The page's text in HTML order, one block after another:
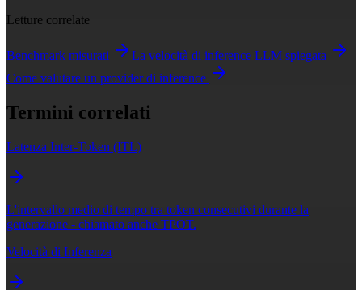
Letture correlate
Benchmark misurati
La velocità di inference LLM spiegata
Come valutare un provider di inference
Termini correlati
Latenza Inter-Token (ITL)
L'intervallo medio di tempo tra token consecutivi durante la
generazione - chiamato anche TPOT.
Velocità di Inferenza